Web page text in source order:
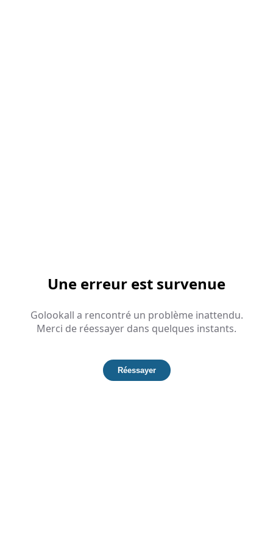
Une erreur est survenue
Golookall a rencontré un problème inattendu.
Merci de réessayer dans quelques instants.
Réessayer